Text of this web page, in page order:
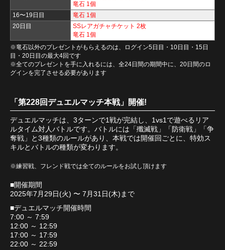
竜石 1個
16〜19日目
竜石 1個
20日目
SSレアガチャチケット 2枚
竜石 1個
※竜石以外のプレゼントがもらえるのは、ログイン5日目・10日目・15日
目・20日目の最大4回です
※全てのプレゼントを手に入れるには、全24日間の期間中に、20日間のロ
グインを完了させる必要があります
「第228回デュエルマッチ本戦」開催!
デュエルマッチは、3ターンで1戦が完結し、1vs1で遊べるリア
ルタイム対人バトルです。バトルには「殲滅戦」「防衛戦」「争
奪戦」と3種類のルールがあり、本戦では開催回ごとに、特効ス
キルとバトルの種類が変わります。
※練習戦、フレンド戦では全てのルールをお試し頂けます
■開催期間
2025年7月29日(火) 〜 7月31日(木)まで
■デュエルマッチ開催時間
7:00 ～ 7:59
12:00 ～ 12:59
17:00 ～ 17:59
22:00 ～ 22:59